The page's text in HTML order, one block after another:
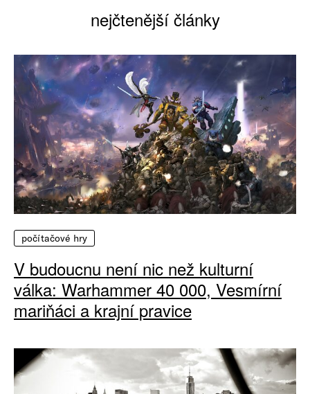
nejčtenější články
počítačové hry
V budoucnu není nic než kulturní
válka: Warhammer 40 000, Vesmírní
mariňáci a krajní pravice